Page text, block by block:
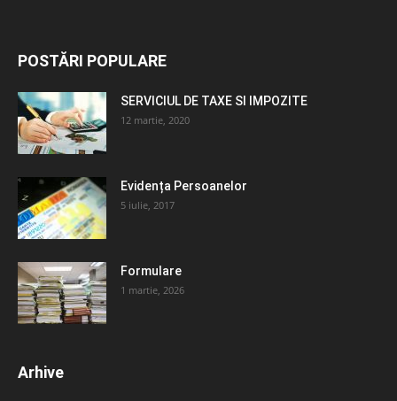
POSTĂRI POPULARE
SERVICIUL DE TAXE SI IMPOZITE
12 martie, 2020
Evidența Persoanelor
5 iulie, 2017
Formulare
1 martie, 2026
Arhive